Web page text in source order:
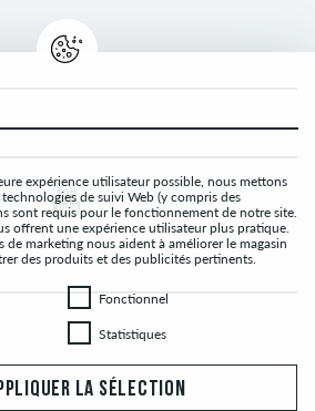
expérience utilisateur possible, nous mettons
de suivi Web (y compris des
sont requis pour le fonctionnement de notre site.
offrent une expérience utilisateur plus pratique.
de marketing nous aident à améliorer le magasin
des produits et des publicités pertinents.
Fonctionnel
Fonctionnel
Statistiques
Statistiques
LA SÉLECTION